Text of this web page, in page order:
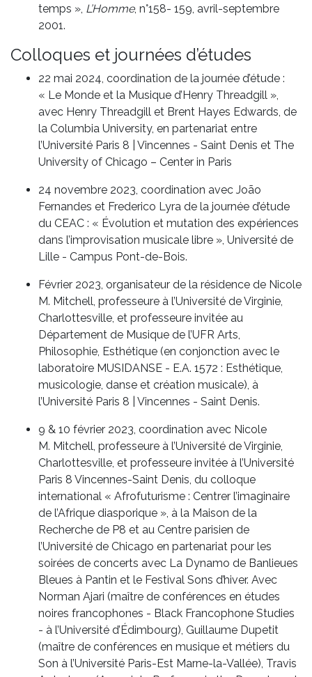
temps », L’Homme, n°158- 159, avril-septembre
2001.
Colloques et journées d’études
22 mai 2024, coordination de la journée d’étude :
« Le Monde et la Musique d’Henry Threadgill »,
avec Henry Threadgill et Brent Hayes Edwards, de
la Columbia University, en partenariat entre
l’Université Paris 8 | Vincennes - Saint Denis et The
University of Chicago – Center in Paris
24 novembre 2023, coordination avec João
Fernandes et Frederico Lyra de la journée d’étude
du CEAC : « Évolution et mutation des expériences
dans l’improvisation musicale libre », Université de
Lille - Campus Pont-de-Bois.
Février 2023, organisateur de la résidence de Nicole
M. Mitchell, professeure à l’Université de Virginie,
Charlottesville, et professeure invitée au
Département de Musique de l’UFR Arts,
Philosophie, Esthétique (en conjonction avec le
laboratoire MUSIDANSE - E.A. 1572 : Esthétique,
musicologie, danse et création musicale), à
l’Université Paris 8 | Vincennes - Saint Denis.
9 & 10 février 2023, coordination avec Nicole
M. Mitchell, professeure à l’Université de Virginie,
Charlottesville, et professeure invitée à l’Université
Paris 8 Vincennes-Saint Denis, du colloque
international « Afrofuturisme : Centrer l’imaginaire
de l’Afrique diasporique », à la Maison de la
Recherche de P8 et au Centre parisien de
l’Université de Chicago en partenariat pour les
soirées de concerts avec La Dynamo de Banlieues
Bleues à Pantin et le Festival Sons d’hiver. Avec
Norman Ajari (maître de conférences en études
noires francophones - Black Francophone Studies
- à l’Université d’Édimbourg), Guillaume Dupetit
(maître de conférences en musique et métiers du
Son à l’Université Paris-Est Marne-la-Vallée), Travis